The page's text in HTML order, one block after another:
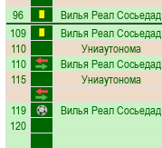
96 Вилья Реал Сосьедад
109 Вилья Реал Сосьедад
110 Униаутонома
110 Вилья Реал Сосьедад
115 Униаутонома
119 Вилья Реал Сосьедад
120